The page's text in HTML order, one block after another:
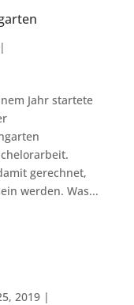
Jahr startete
gerechnet,
werden. Was...
2019|